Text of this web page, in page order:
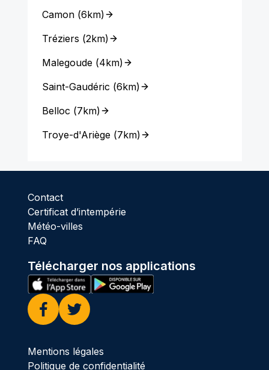
Camon(6km)
Tréziers (2km)
Malegoude(4km)
Saint-Gaudéric (6km)
Belloc (7km)
Troye-d'Ariège(7km)
Contact
Certificat d’intempérie
Météo-villes
FAQ
Télécharger nos applications
Facebook
Twitter
Mentions légales
Politique de confidentialité